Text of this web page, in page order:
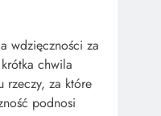
wdzięczności za
chwila
rzeczy, za które
podnosi